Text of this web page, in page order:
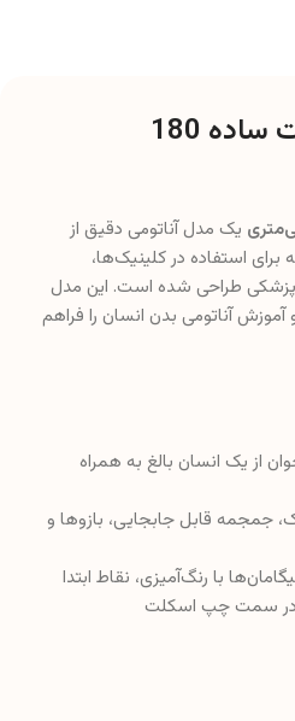
معرفی مولاژ اسکلت ساده 180
یک مدل آناتومی دقیق از
استفاده در کلینیک‌ها،
پزشکی طراحی شده است. این مدل
آموزش آناتومی بدن انسان را فراهم
از یک انسان بالغ به همراه
جمجمه قابل جابجایی، بازوها و
با رنگ‌آمیزی، نقاط ابتدا
در سمت چپ اسکلت